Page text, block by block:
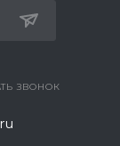
ЗВОНОК